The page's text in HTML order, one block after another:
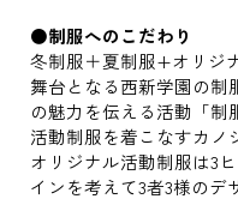
●制服へのこだわり
冬制服＋夏制服+オリジ
舞台となる西新学園の制
の魅力を伝える活動「制
活動制服を着こなすカノ
オリジナル活動制服は3
インを考えて3者3様のデ